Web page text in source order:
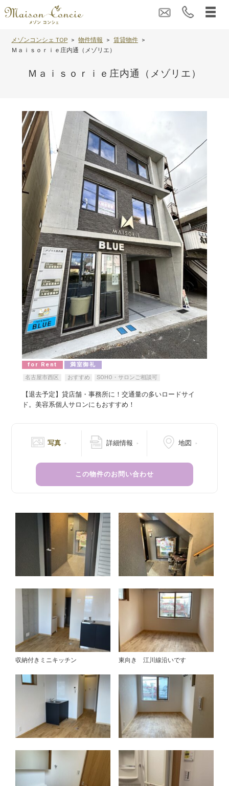
メゾンコンシェ TOP 物件情報
賃貸物件
Ｍａｉｓｏｒｉｅ庄内通（メゾリエ）
Ｍａｉｓｏｒｉｅ庄内通（メゾリエ）
for Rent
満室御礼
名古屋市西区
おすすめ SOHO・サロンご相談可
【退去予定】貸店舗・事務所に！交通量の多いロードサイ
ド。美容系個人サロンにもおすすめ！
写真 詳細情報 地図
この物件のお問い合わせ
収納付きミニキッチン 東向き 江川線沿いです